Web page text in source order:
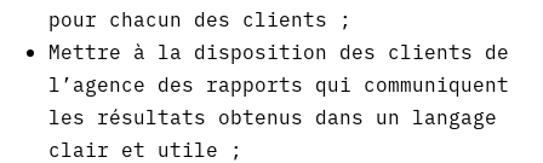
pour chacun des clients ;
Mettre à la disposition des clients de
l’agence des rapports qui communiquent
les résultats obtenus dans un langage
clair et utile ;